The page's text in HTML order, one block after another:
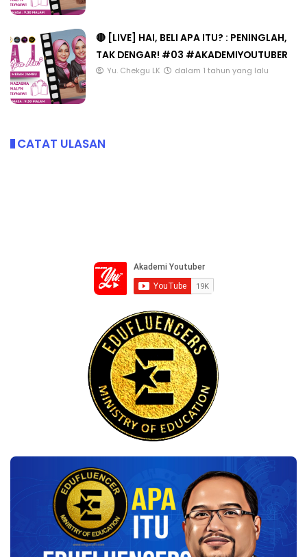
🔴 [LIVE] HAI, BELI APA ITU? : PENINGLAH,
TAK DENGAR! #03 #AKADEMIYOUTUBER
Yu. Chekgu LK dalam 1 tahun yang lalu
CATAT ULASAN